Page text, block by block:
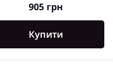
905 грн
Купити